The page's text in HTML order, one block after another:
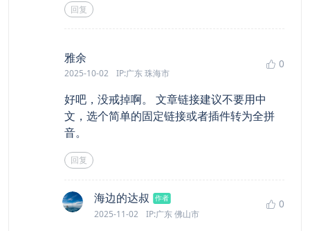
回复
0
雅余
2025-10-02 IP:广东 珠海市
好吧，没戒掉啊。 文章链接建议不要用中
文，选个简单的固定链接或者插件转为全拼
音。
回复
0
海边的达叔says:
作者
2025-11-02 IP:广东 佛山市